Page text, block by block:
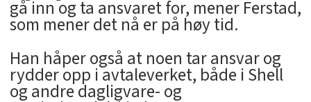
gå inn og ta ansvaret for, mener Ferstad,
som mener det nå er på høy tid.
Han håper også at noen tar ansvar og
rydder opp i avtaleverket, både i Shell
og andre dagligvare- og